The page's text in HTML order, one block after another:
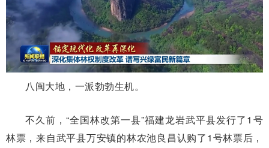
八闽大地，一派勃勃生机。
不久前，“全国林改第一县”福建龙岩武平县发行了1号
林票，来自武平县万安镇的林农池良昌认购了1号林票后，